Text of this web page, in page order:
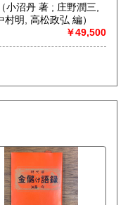
明, 高松政弘 編）
￥49,500